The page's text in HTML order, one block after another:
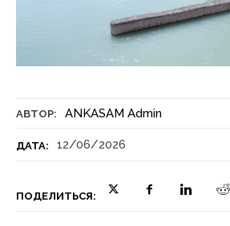
АВТОР: ANKASAM Admin
ДАТА: 12/06/2026
ПОДЕЛИТЬСЯ: